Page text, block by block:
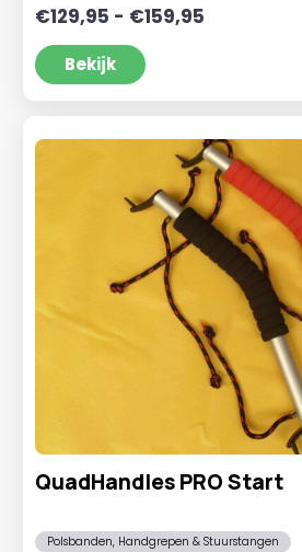
€129,95 - €159,95Prijsklasse:
Bekijk
QuadHandles PRO Start
Polsbanden, Handgrepen & Stuurstangen